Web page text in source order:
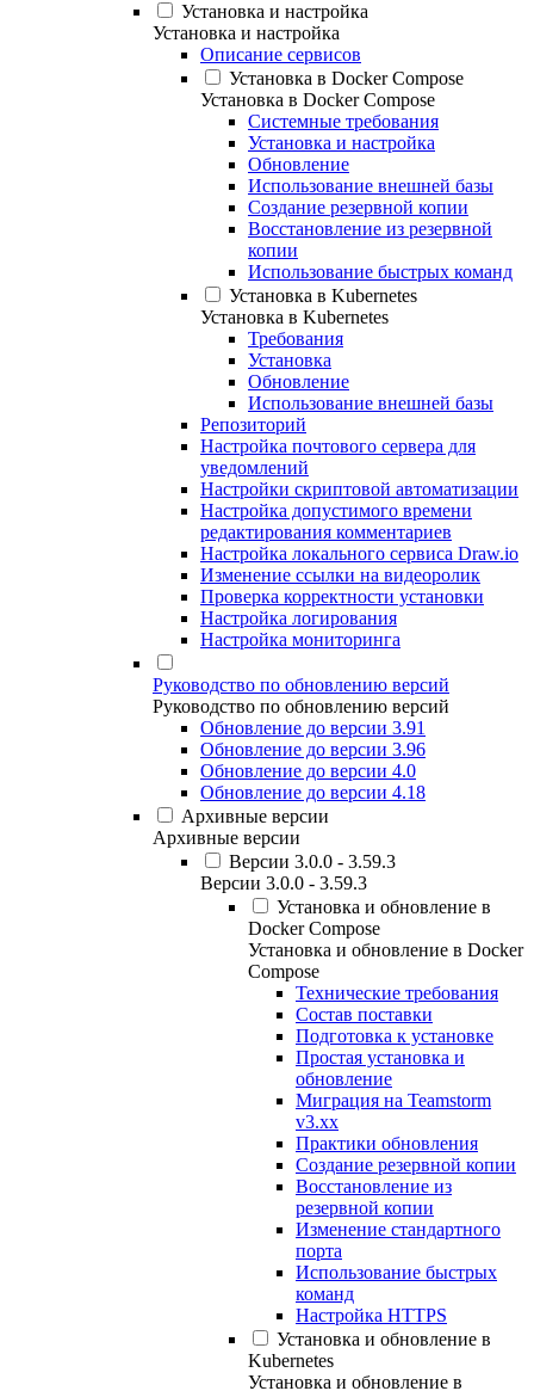
Установка и настройка
Установка и настройка
Описание сервисов
Установка в Docker Compose
Установка в Docker Compose
Системные требования
Установка и настройка
Обновление
Использование внешней базы
Создание резервной копии
Восстановление из резервной
копии
Использование быстрых команд
Установка в Kubernetes
Установка в Kubernetes
Требования
Установка
Обновление
Использование внешней базы
Репозиторий
Настройка почтового сервера для
уведомлений
Настройки скриптовой автоматизации
Настройка допустимого времени
редактирования комментариев
Настройка локального сервиса Draw.io
Изменение ссылки на видеоролик
Проверка корректности установки
Настройка логирования
Настройка мониторинга
Руководство по обновлению версий
Руководство по обновлению версий
Обновление до версии 3.91
Обновление до версии 3.96
Обновление до версии 4.0
Обновление до версии 4.18
Архивные версии
Архивные версии
Версии 3.0.0 - 3.59.3
Версии 3.0.0 - 3.59.3
Установка и обновление в
Docker Compose
Установка и обновление в Docker
Compose
Технические требования
Состав поставки
Подготовка к установке
Простая установка и
обновление
Миграция на Teamstorm
v3.xx
Практики обновления
Создание резервной копии
Восстановление из
резервной копии
Изменение стандартного
порта
Использование быстрых
команд
Настройка HTTPS
Установка и обновление в
Kubernetes
Установка и обновление в